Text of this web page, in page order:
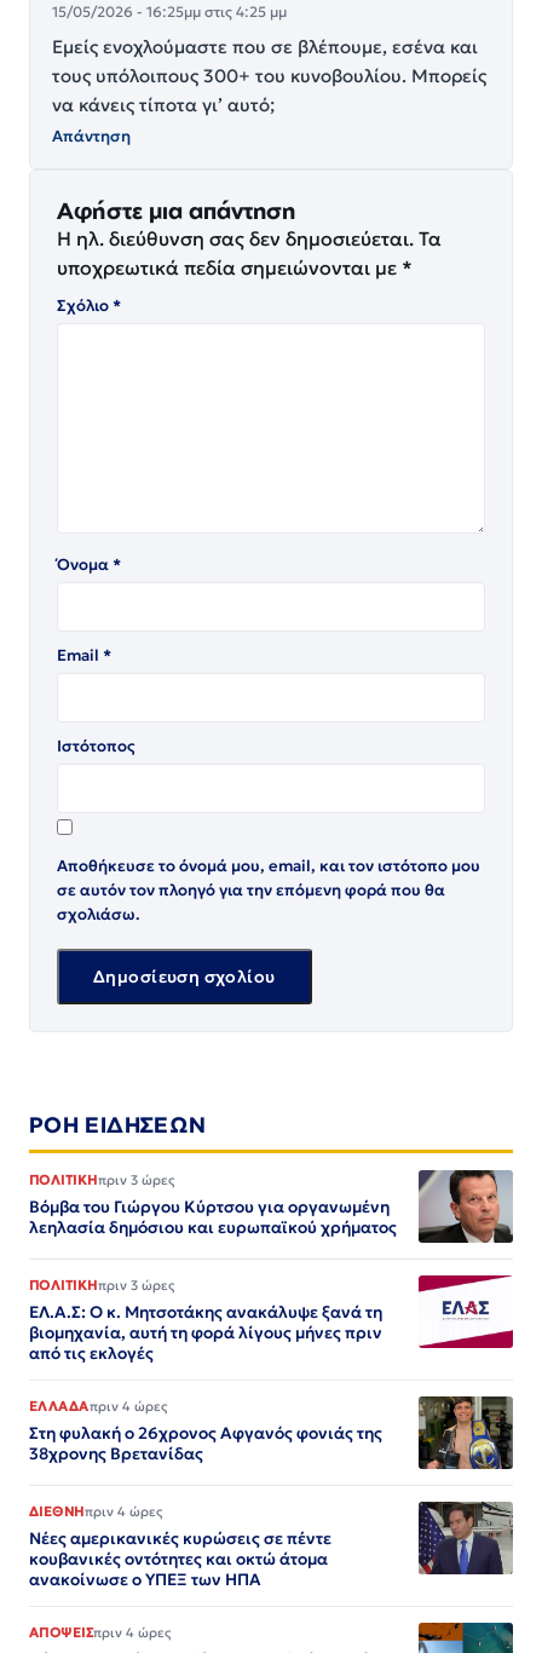
15/05/2026 - 16:25μμ στις 4:25 μμ
Εμείς ενοχλούμαστε που σε βλέπουμε, εσένα και
τους υπόλοιπους 300+ του κυνοβουλίου. Μπορείς
να κάνεις τίποτα γι’ αυτό;
Απάντηση
Αφήστε μια απάντηση
Η ηλ. διεύθυνση σας δεν δημοσιεύεται. Τα
υποχρεωτικά πεδία σημειώνονται με *
Σχόλιο*
Όνομα*
Email *
Ιστότοπος
Αποθήκευσε το όνομά μου, email, και τον ιστότοπο μου
σε αυτόν τον πλοηγό για την επόμενη φορά που θα
σχολιάσω.
ΡΟΗ ΕΙΔΗΣΕΩΝ
ΠΟΛΙΤΙΚΗπριν 3 ώρες
Βόμβα του Γιώργου Κύρτσου για οργανωμένη
λεηλασία δημόσιου και ευρωπαϊκού χρήματος
ΠΟΛΙΤΙΚΗπριν 3 ώρες
ΕΛ.Α.Σ: Ο κ. Μητσοτάκης ανακάλυψε ξανά τη
βιομηχανία, αυτή τη φορά λίγους μήνες πριν
από τις εκλογές
ΕΛΛΑΔΑπριν 4 ώρες
Στη φυλακή ο 26χρονος Αφγανός φονιάς της
38χρονης Βρετανίδας
ΔΙΕΘΝΗπριν 4 ώρες
Νέες αμερικανικές κυρώσεις σε πέντε
κουβανικές οντότητες και οκτώ άτομα
ανακοίνωσε ο ΥΠΕΞ των ΗΠΑ
ΑΠΟΨΕΙΣπριν 4 ώρες